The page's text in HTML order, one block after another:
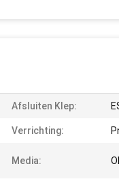
Afsluiten Klep:
Verrichting:
Media: